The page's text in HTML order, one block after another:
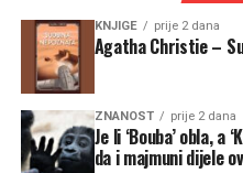
KNJIGE prije 2 dana
Agatha Christie –
ZNANOST prije 2 dana
Je li ‘Bouba’ obla,
da i majmuni dijele